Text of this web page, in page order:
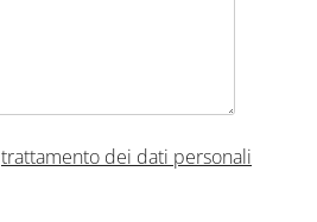
trattamento dei dati personali